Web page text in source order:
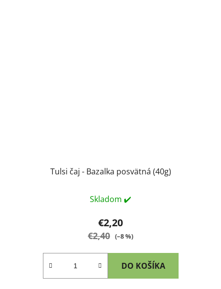
Tulsi čaj - Bazalka posvätná (40g)
Skladom ✔️
€2,20
€2,40 (–8 %)
DO KOŠÍKA